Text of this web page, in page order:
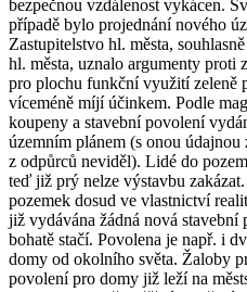
bezpečnou vzdálenost vykácen.
případě bylo projednání nového
Zastupitelstvo hl. města,
hl. města, uznalo argumenty proti
pro plochu funkční využití zeleně
víceméně míjí účinkem. Podle
koupeny a stavební povolení
územním plánem (s onou
z odpůrců neviděl). Lidé do
teď již prý nelze výstavbu
pozemek dosud ve vlastnictví
již vydávána žádná nová stavební
bohatě stačí. Povolena je např. i
domy od okolního světa. Žaloby
povolení pro domy již leží na